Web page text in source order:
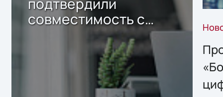
совместимость с
решением Sharx
Storage 2.x для
хранения данных